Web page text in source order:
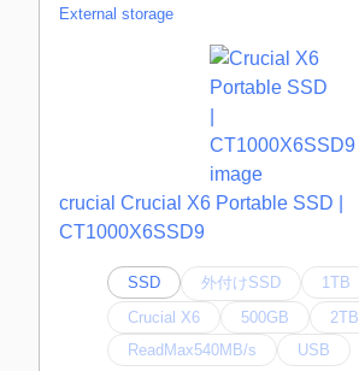
External storage
crucial Crucial X6 Portable SSD |
CT1000X6SSD9
SSD 外付けSSD
1TB
Crucial X6
500GB 2TB
ReadMax540MB/s
USB